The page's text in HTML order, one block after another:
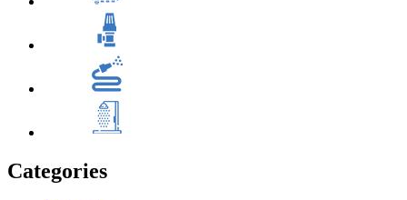
Categories